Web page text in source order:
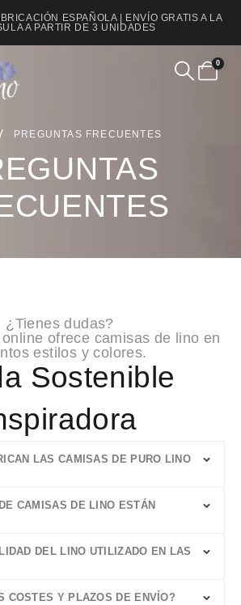
ESPAÑOLA | ENVÍO GRATIS A LA
A PARTIR DE 3 UNIDADES
0
PREGUNTAS FRECUENTES
¿Tienes dudas?
ofrece camisas de lino en
estilos y colores.
Sostenible
LAS CAMISAS DE PURO LINO
CAMISAS DE LINO ESTÁN
DEL LINO UTILIZADO EN LAS
COSTES Y PLAZOS DE ENVÍO?